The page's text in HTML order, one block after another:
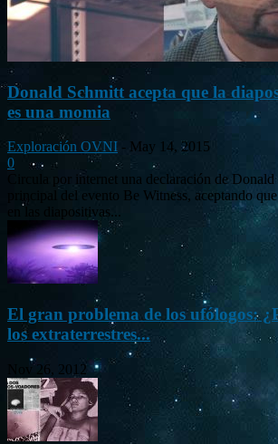
Donald Schmitt acepta que la
es una momia
Exploración OVNI - May 14, 2015
0
Circula por internet una declaración de
principal del evento Be Witness, aceptando
en las diapositivas...
El gran problema de los ufólogos:
los extraterrestres...
Nov 26, 2012